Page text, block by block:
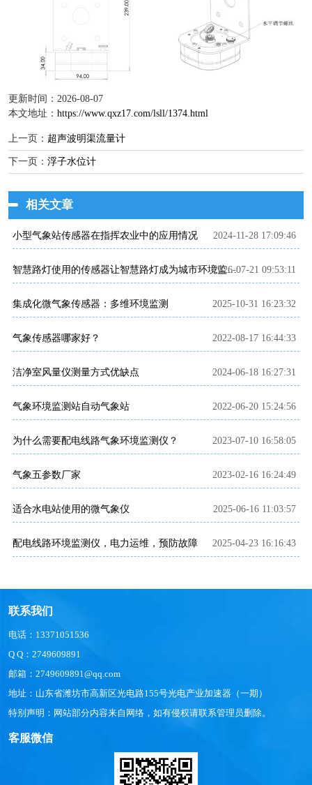
更新时间：2026-08-07
本文地址： https://www.qxz17.com/lsll/1374.html
上一页： 超声波明渠流量计
下一页： 浮子水位计
相关文章
小型气象站传感器在指挥农业中的应用情况 2024-11-28 17:09:46
智慧路灯使用的传感器让智慧路灯成为城市环境监测的前端节点
2026-07-21 09:53:11
集成化微气象传感器：多维环境监测 2025-10-31 16:23:32
气象传感器哪家好？ 2022-08-17 16:44:33
洁净室风量仪测量方式优缺点 2024-06-18 16:27:31
气象环境监测站自动气象站 2022-06-20 15:24:56
为什么需要配电线路气象环境监测仪？ 2023-07-10 16:58:05
气象五参数厂家 2023-02-16 16:24:49
适合水电站使用的微气象仪 2025-06-16 11:03:57
配电线路环境监测仪，电力运维，预防故障 2025-04-23 16:16:43
联系我们
电话：13371051536
Q Q：2749609891
邮箱：2749609891@qq.com
地址：山东省潍坊市高新区光电路155号光电产业加速器（一期）
特别声明：网站部分内容来自网络，如有侵权请联系管理员删除。
客服微信